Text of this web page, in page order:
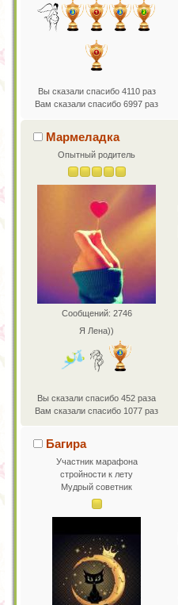
Вы сказали спасибо 4110 раз
Вам сказали спасибо 6997 раз
Мармеладка
Опытный родитель
Сообщений: 2746
Я Лена))
Вы сказали спасибо 452 раза
Вам сказали спасибо 1077 раз
Багира
Участник марафона
стройности к лету
Мудрый советник